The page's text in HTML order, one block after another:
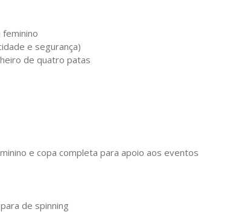
feminino
e segurança)
de quatro patas
e copa completa para apoio aos eventos
de spinning